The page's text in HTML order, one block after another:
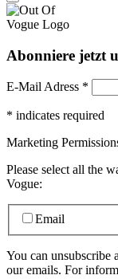
Abonniere jetzt
E-Mail Adress *
* indicates required
Marketing
Please select all the
Vogue:
Email
You can
our emails. For